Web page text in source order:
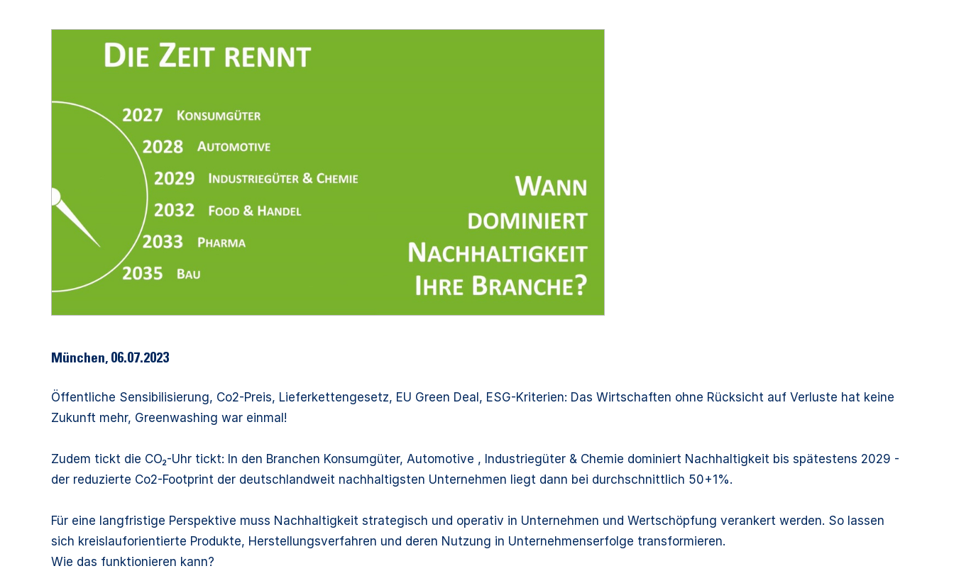
München, 06.07.2023
Öffentliche Sensibilisierung, Co2-Preis, Lieferkettengesetz, EU Green Deal, ESG-Kriterien: Das Wirtschaften ohne Rücksicht auf Verluste hat keine
Zukunft mehr, Greenwashing war einmal!
Zudem tickt die CO₂-Uhr tickt: In den Branchen Konsumgüter, Automotive , Industriegüter & Chemie dominiert Nachhaltigkeit bis spätestens 2029 -
der reduzierte Co2-Footprint der deutschlandweit nachhaltigsten Unternehmen liegt dann bei durchschnittlich 50+1%.
Für eine langfristige Perspektive muss Nachhaltigkeit strategisch und operativ in Unternehmen und Wertschöpfung verankert werden. So lassen
sich kreislauforientierte Produkte, Herstellungsverfahren und deren Nutzung in Unternehmenserfolge transformieren.
Wie das funktionieren kann?